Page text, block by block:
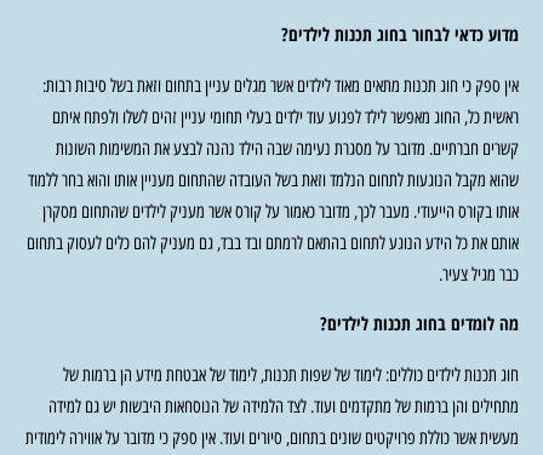
מדוע כדאי לבחור בחוג תכנות לילדים?
אין ספק כי חוג תכנות מתאים מאוד לילדים אשר מגלים עניין בתחום וזאת בשל סיבות רבות:
ראשית כל, החוג מאפשר לילד לפגוע עוד ילדים בעלי תחומי עניין זהים לשלו ולפתח איתם
קשרים חברתיים. מדובר על מסגרת נעימה שבה הילד נהנה לבצע את המשימות השונות
שהוא מקבל הנוגעות לתחום הנלמד וזאת בשל העובדה שהתחום מעניין אותו והוא בחר ללמוד
אותו בקורס הייעודי. מעבר לכך, מדובר כאמור על קורס אשר מעניק לילדים שהתחום מסקרן
אותם את כל הידע הנוגע לתחום בהתאם לרמתם ובד בבד, גם מעניק להם כלים לעסוק בתחום
כבר מגיל צעיר.
מה לומדים בחוג תכנות לילדים?
חוג תכנות לילדים כוללים: לימוד של שפות תכנות, לימוד של אבטחת מידע הן ברמות של
מתחילים והן ברמות של מתקדמים ועוד. לצד הלמידה של הנוסחאות היבשות יש גם למידה
מעשית אשר כוללת פרויקטים שונים בתחום, סיורים ועוד. אין ספק כי מדובר על אווירה לימודית